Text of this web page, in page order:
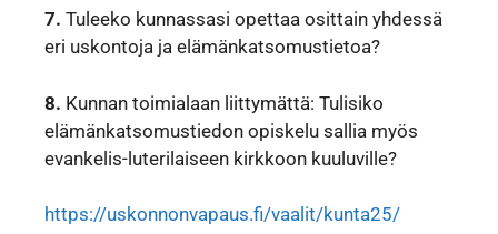
7. Tuleeko kunnassasi opettaa osittain yhdessä
eri uskontoja ja elämänkatsomustietoa?
8. Kunnan toimialaan liittymättä: Tulisiko
elämänkatsomustiedon opiskelu sallia myös
evankelis-luterilaiseen kirkkoon kuuluville?
https://uskonnonvapaus.fi/vaalit/kunta25/